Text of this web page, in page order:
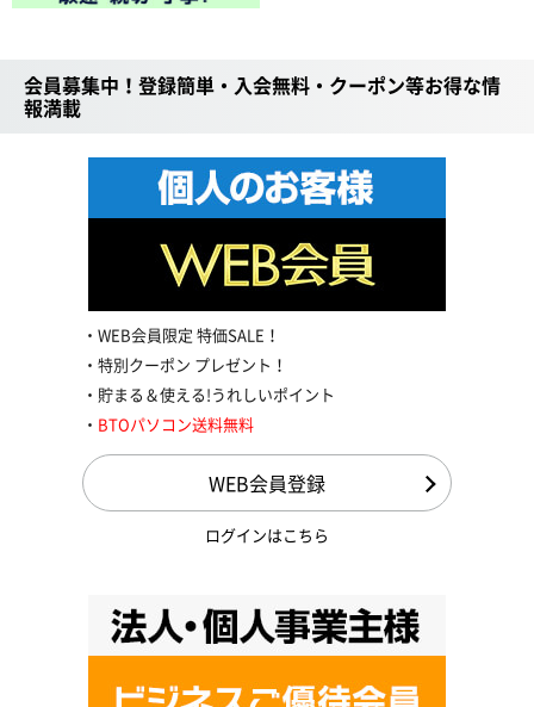
会員募集中！登録簡単・入会無料・クーポン等お得な情
報満載
WEB会員限定 特価SALE！
特別クーポン プレゼント！
貯まる＆使える!うれしいポイント
BTOパソコン送料無料
WEB会員登録
ログインはこちら